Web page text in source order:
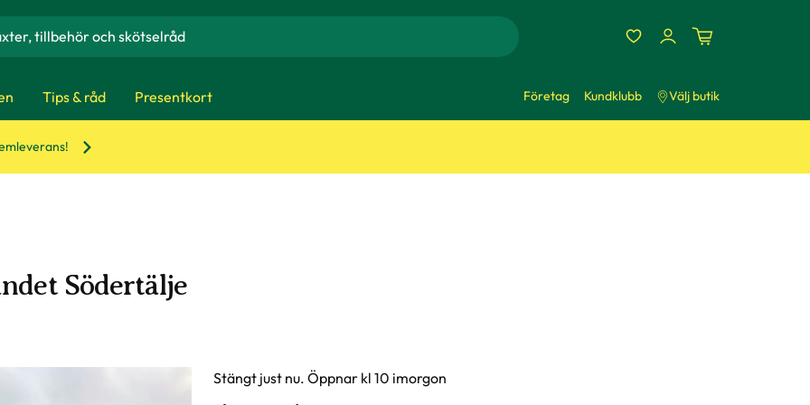
Tips & råd Presentkort Företag Kundklubb Välj butik
Södertälje
Stängt just nu. Öppnar kl 10 imorgon